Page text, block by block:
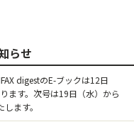
らせ
digestのE-ブックは12日
ます。次号は19日（水）から
ます。